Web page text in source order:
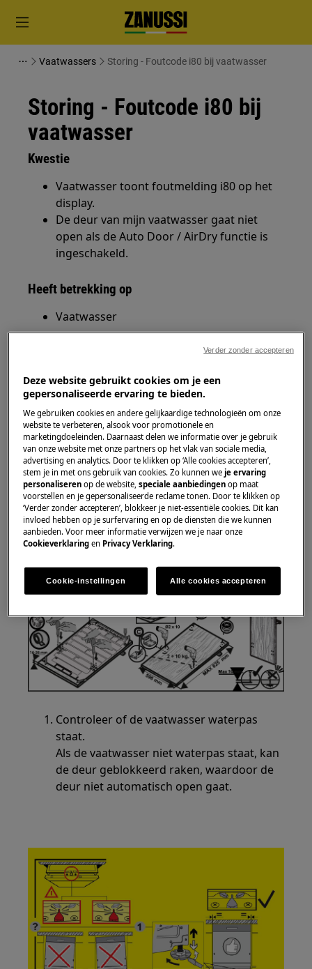
Vaatwassers Storing - Foutcode i80 bij vaatwasser
Storing - Foutcode i80 bij
vaatwasser
Kwestie
Vaatwasser toont foutmelding i80 op het
display.
De deur van mijn vaatwasser gaat niet
open als de Auto Door / AirDry functie is
ingeschakeld.
Heeft betrekking op
Vaatwasser
Foutmelding i80 op de vaatwasser duidt op een
probleem met de automatische deuropening.
Controleer of het meubelpaneel op de
inbouwvaatwasser als sliding-door
(schuivend) werd gemonteerd. Check ook
of het meubelpaneel voldoet aan de
installatie-instructies. Als de vaatwasser
niet volgens de installatievoorschriften
geïnstalleerd is, kan de AirDry-functie niet
goed werken.
Controleer of de vaatwasser waterpas
staat.
Als de vaatwasser niet waterpas staat, kan
de deur geblokkeerd raken, waardoor de
deur niet automatisch open gaat.
Deze website gebruikt cookies om je een
gepersonaliseerde ervaring te bieden.
We gebruiken cookies en andere gelijkaardige technologieën om onze
website te verbeteren, alsook voor promotionele en
marketingdoeleinden. Daarnaast delen we informatie over je gebruik
van onze website met onze partners op het vlak van sociale media,
advertising en analytics. Door te klikken op ‘Alle cookies accepteren’,
stem je in met ons gebruik van cookies. Zo kunnen weje ervaring
personaliseren op de website,speciale aanbiedingen op maat
voorstellen en je gepersonaliseerde reclame tonen. Door te klikken op
‘Verder zonder accepteren’, blokkeer je niet-essentiële cookies. Dit kan
invloed hebben op je surfervaring en op de diensten die we kunnen
aanbieden. Voor meer informatie verwijzen we je naar onze
Cookieverklaring en Privacy Verklaring.
Cookie-instellingen Alle cookies accepteren
Verder zonder accepteren